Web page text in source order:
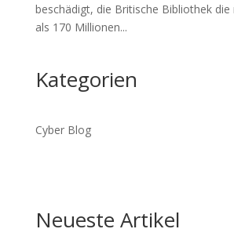
beschädigt, die Britische Bibliothek
als 170 Millionen...
Kategorien
Cyber Blog
Neueste Artikel